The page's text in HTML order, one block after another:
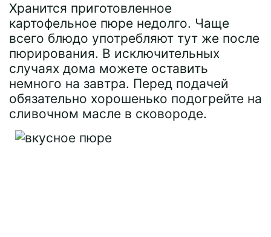
Хранится приготовленное
картофельное пюре недолго. Чаще
всего блюдо употребляют тут же после
пюрирования. В исключительных
случаях дома можете оставить
немного на завтра. Перед подачей
обязательно хорошенько подогрейте на
сливочном масле в сковороде.